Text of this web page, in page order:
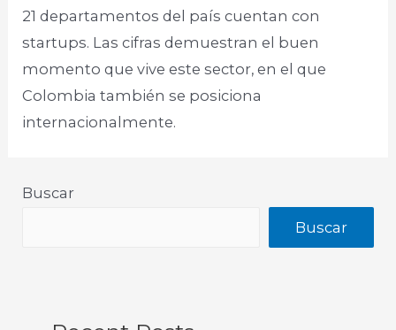
21 departamentos del país cuentan con
startups. Las cifras demuestran el buen
momento que vive este sector, en el que
Colombia también se posiciona
internacionalmente.
Buscar
Buscar